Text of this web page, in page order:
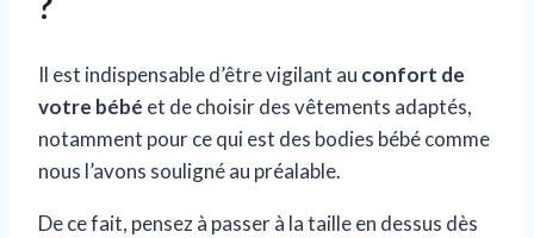
Il est indispensable d’être vigilant au confort de
votre bébé et de choisir des vêtements adaptés,
notamment pour ce qui est des bodies bébé comme
nous l’avons souligné au préalable.
De ce fait, pensez à passer à la taille en dessus dès